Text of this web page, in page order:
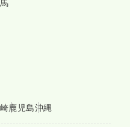
鹿児島沖縄